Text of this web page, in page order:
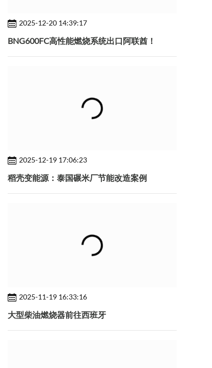
2025-12-20 14:39:17
BNG600FC高性能燃烧系统出口阿联酋！
2025-12-19 17:06:23
稻壳变能源：泰国碾米厂节能改造案例
2025-11-19 16:33:16
大型柴油燃烧器前往西班牙